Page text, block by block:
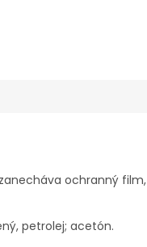
ochranný film,
petrolej; acetón.